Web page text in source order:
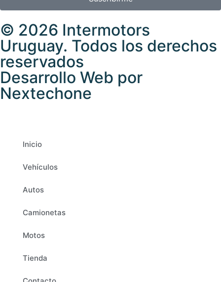
© 2026 Intermotors
Uruguay. Todos los derechos
reservados
Desarrollo Web por
Nextechone
Inicio
Vehículos
Autos
Camionetas
Motos
Tienda